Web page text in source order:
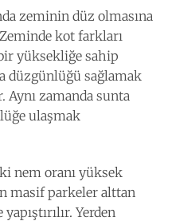
zeminin düz olmasına
kot farkları
yüksekliğe sahip
düzgünlüğü sağlamak
Aynı zamanda sunta
ulaşmak
nem oranı yüksek
masif parkeler alttan
Yerden